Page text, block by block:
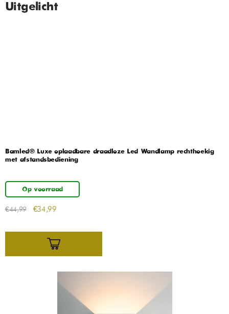
Uitgelicht
Bamled® Luxe oplaadbare draadloze Led Wandlamp rechthoekig
met afstandsbediening
Op voorraad
€44,99 €34,99